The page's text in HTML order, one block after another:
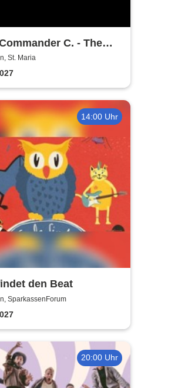
C. - The
of Leonard Cohen
St. Maria
14:00 Uhr
den Beat
SparkassenForum
20:00 Uhr